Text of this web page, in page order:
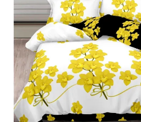
Lenjerii Creponate
Lenjerii de finet Iprimate Digital
Lenjerii de pat Bumbac 100%
Lenjerii de pat Finet + 2 Draperii
Lenjerii de pat Saten 4 piese cu
elastic